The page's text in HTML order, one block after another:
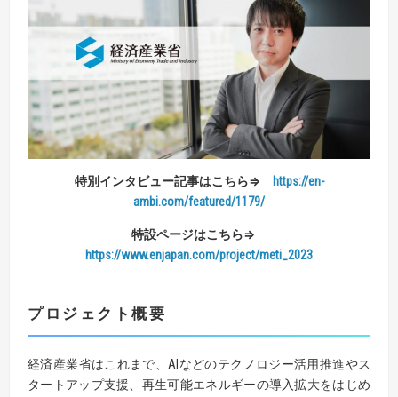
特別インタビュー記事はこちら⇒
https://en-
ambi.com/featured/1179/
特設ページはこちら⇒
https://www.enjapan.com/project/meti_2023
プロジェクト概要
経済産業省はこれまで、AIなどのテクノロジー活用推進やス
タートアップ支援、再生可能エネルギーの導入拡大をはじめ